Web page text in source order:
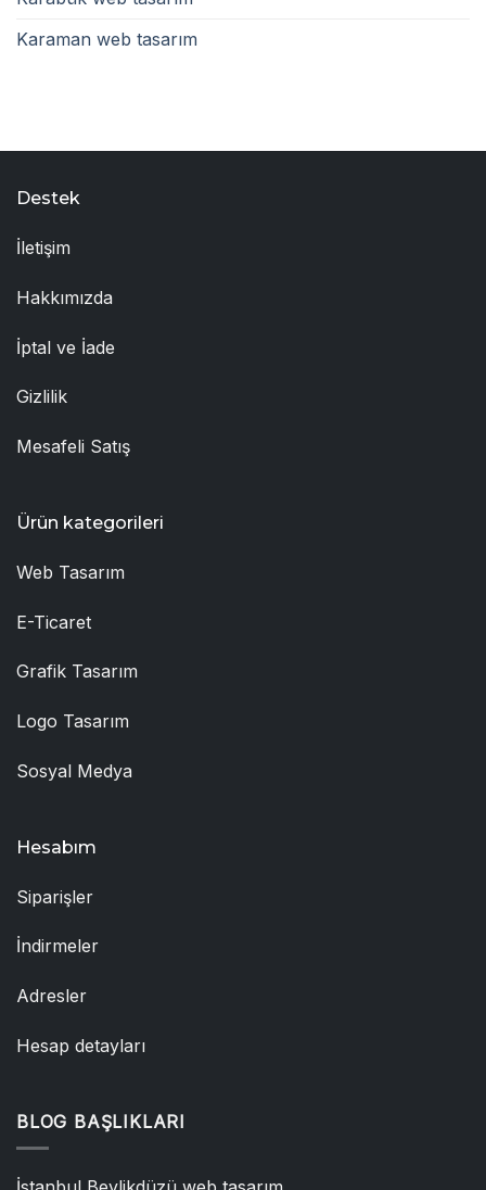
Karaman web tasarım
Destek
İletişim
Hakkımızda
İptal ve İade
Gizlilik
Mesafeli Satış
Ürün kategorileri
Web Tasarım
E-Ticaret
Grafik Tasarım
Logo Tasarım
Sosyal Medya
Hesabım
Siparişler
İndirmeler
Adresler
Hesap detayları
BLOG BAŞLIKLARI